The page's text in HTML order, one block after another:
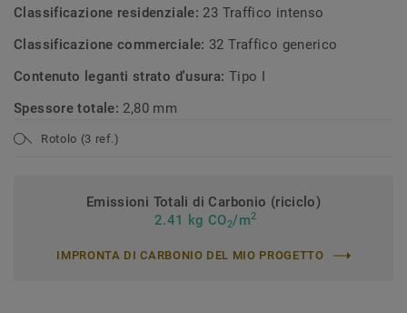
Classificazione residenziale: 23 Traffico intenso
Classificazione commerciale: 32 Traffico generico
Contenuto leganti strato d'usura: Tipo I
Spessore totale: 2,80 mm
Rotolo (3 ref.)
Emissioni Totali di Carbonio (riciclo)
2.41 kg CO2/m2
IMPRONTA DI CARBONIO DEL MIO PROGETTO